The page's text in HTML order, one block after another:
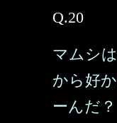
Q.20
マムシ
から好
ーんだ？